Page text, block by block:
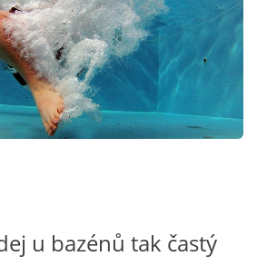
u bazénů tak častý